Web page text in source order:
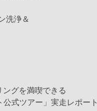
洗浄＆
グを満喫できる
式ツアー」実走レポート